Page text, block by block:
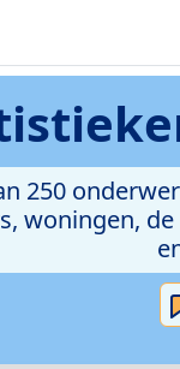
250
woningen,